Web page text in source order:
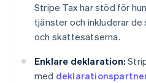
Stripe Tax har stöd för
tjänster och inkluderar
och skattesatserna.
Enklare deklaration:
med